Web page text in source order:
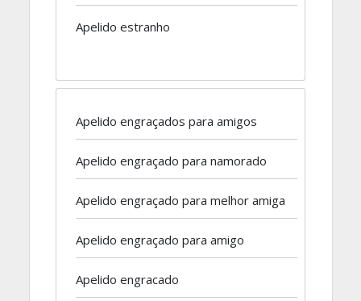
Apelido estranho
Apelido engraçados para amigos
Apelido engraçado para namorado
Apelido engraçado para melhor amiga
Apelido engraçado para amigo
Apelido engracado